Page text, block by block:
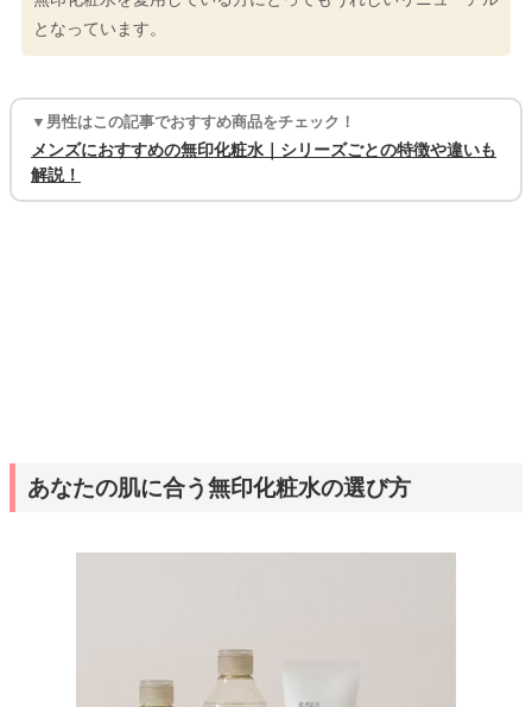
となっています。
▼男性はこの記事でおすすめ商品をチェック！
メンズにおすすめの無印化粧水｜シリーズごとの特徴や違いも
解説！
あなたの肌に合う無印化粧水の選び方